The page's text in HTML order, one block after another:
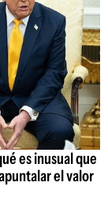
es inusual que
el valor